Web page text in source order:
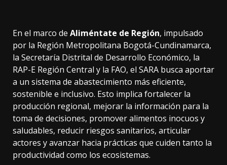
En el marco de Aliméntate de Región, impulsado
por la Región Metropolitana Bogotá-Cundinamarca,
la Secretaría Distrital de Desarrollo Económico, la
RAP-E Región Central y la FAO, el SARA busca aportar
a un sistema de abastecimiento más eficiente,
sostenible e inclusivo. Esto implica fortalecer la
producción regional, mejorar la información para la
toma de decisiones, promover alimentos inocuos y
saludables, reducir riesgos sanitarios, articular
actores y avanzar hacia prácticas que cuiden tanto la
productividad como los ecosistemas.